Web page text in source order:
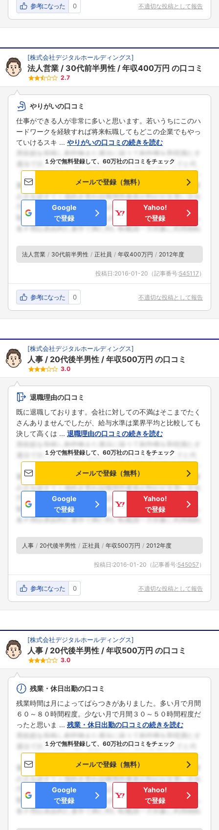
参考になった 0 不適切な投稿として報告
[株式会社デジタルホールディングス]
法人営業 30代前半男性 年収400万円 の口コミ
2.7
やりがいの口コミ
仕事ができる人が非常に多いと思います。若いうちにこのハ
ードワークを経験すれば将来転職してもどこの企業でもやっ
ていけるスキ ... やりがいの口コミの続きを読む
１分で無料登録して、60万社の口コミをチェック
メールで登録（無料）
Google
で登録
Yahoo!
で登録
法人営業 30代前半男性 正社員 年収400万円 2012年度
投稿日:2016-01-20 （記事番号:545117 ）
参考になった 0 不適切な投稿として報告
[株式会社デジタルホールディングス]
人事 20代後半男性 年収500万円 の口コミ
3.0
退職理由の口コミ
既に退職しております。会社に対しての不満はそこまでたく
さんありませんでしたが、給与水準は業界平均と比較しても
決して高くは ... 退職理由の口コミの続きを読む
１分で無料登録して、60万社の口コミをチェック
メールで登録（無料）
Google
で登録
Yahoo!
で登録
人事 20代後半男性 正社員 年収500万円 2012年度
投稿日:2016-01-20 （記事番号:545057 ）
参考になった 0 不適切な投稿として報告
[株式会社デジタルホールディングス]
人事 20代後半男性 年収500万円 の口コミ
3.0
残業・休日出勤の口コミ
残業時間は月によってばらつきがありました。多い月で月間
６０～８０時間程度。少ない月で月間３０～５０時間程度だ
ったと思いま ... 残業・休日出勤の口コミの続きを読む
１分で無料登録して、60万社の口コミをチェック
メールで登録（無料）
Google
で登録
Yahoo!
で登録